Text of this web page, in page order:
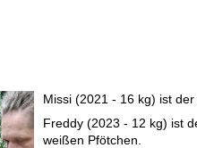
Missi (2021 - 16 kg) ist der
Freddy (2023 - 12 kg) ist
weißen Pfötchen.